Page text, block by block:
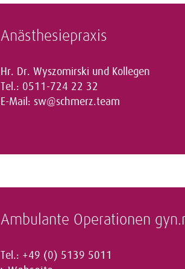
Anästhesiepraxis
Hr. Dr. Wyszomirski und Kollegen
Tel.: 0511-724 22 32
E-Mail: sw@schmerz.team
Ambulante Operationen
Tel.: +49 (0) 5139 5011